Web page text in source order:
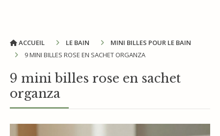
ACCUEIL LE BAIN
MINI BILLES POUR LE BAIN
9 MINI BILLES ROSE EN SACHET ORGANZA
9 mini billes rose en sachet
organza